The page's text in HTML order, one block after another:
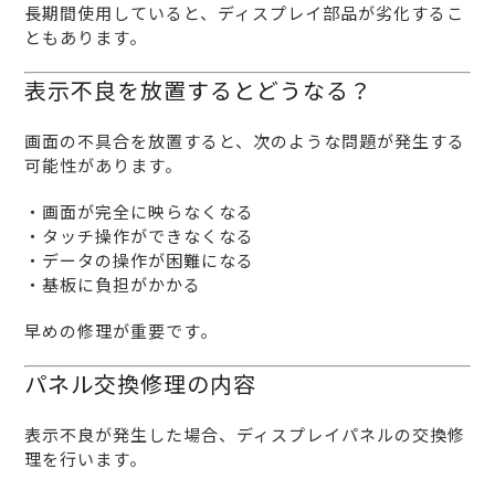
長期間使用していると、ディスプレイ部品が劣化するこ
ともあります。
表示不良を放置するとどうなる？
画面の不具合を放置すると、次のような問題が発生する
可能性があります。
・画面が完全に映らなくなる
・タッチ操作ができなくなる
・データの操作が困難になる
・基板に負担がかかる
早めの修理が重要です。
パネル交換修理の内容
表示不良が発生した場合、ディスプレイパネルの交換修
理を行います。